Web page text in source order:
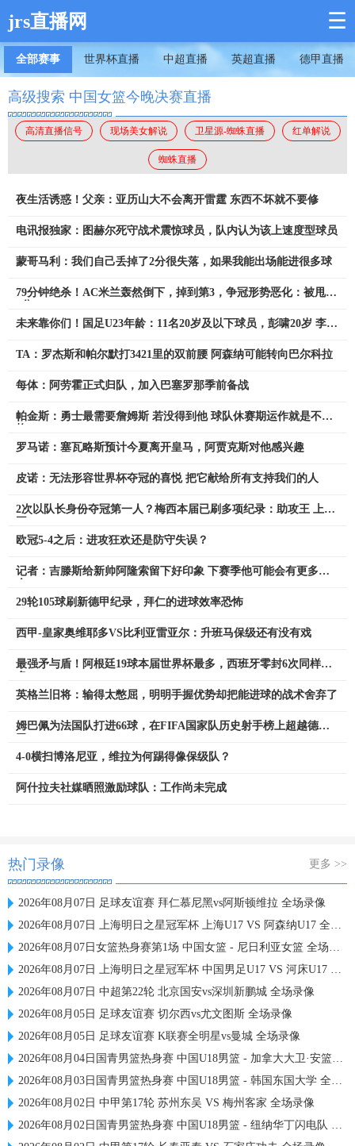
jrs直播网 ☰
全部赛事 世界杯直播 中超直播 英超直播 德甲直播
高级搜索 中国女篮今晚决赛直播
高清直播信号 现场美女解说 卫星源-蜘蛛直播 红单解说
蜘蛛直播
夜生活诱惑！父亲：亚历山大不会离开雷霆 东西不坏就不要修
电讯报独家：图赫尔死守战术震惊球员，队内认为该上速度型球员
蒙哥马利：我们自己丢掉了2分很失落，如果我能出场能进很多球
79分钟绝杀！AC米兰轰然倒下，掉到第3，争冠形势恶化：被甩开
未来靠你们！国足U23年龄：11名20岁及以下球员，彭啸20岁 李昊
TA：罗杰斯和帕尔默打3421里的双前腰 阿森纳可能转向巴尔科拉
每体：阿劳霍正式归队，加入巴塞罗那季前备战
帕金斯：勇士最需要詹姆斯 若没得到他 球队休赛期运作就是不及
罗马诺：塞瓦略斯预计今夏离开皇马，阿贾克斯对他感兴趣
皮诺：无法形容世界杯夺冠的喜悦 把它献给所有支持我们的人
2次以队长身份夺冠第一人？梅西本届已刷多项纪录：助攻王 上双
欧冠5-4之后：进攻狂欢还是防守失误？
记者：吉滕斯给新帅阿隆索留下好印象 下赛季他可能会有更多机
29轮105球刷新德甲纪录，拜仁的进球效率恐怖
西甲-皇家奥维耶多VS比利亚雷亚尔：升班马保级还有没有戏
最强矛与盾！阿根廷19球本届世界杯最多，西班牙零封6次同样最
英格兰旧将：输得太憋屈，明明手握优势却把能进球的战术舍弃了
姆巴佩为法国队打进66球，在FIFA国家队历史射手榜上超越德罗
4-0横扫博洛尼亚，维拉为何踢得像保级队？
阿什拉夫社媒晒照激励球队：工作尚未完成
热门录像 更多 >>
2026年08月07日 足球友谊赛 拜仁慕尼黑vs阿斯顿维拉 全场录像
2026年08月07日 上海明日之星冠军杯 上海U17 VS 阿森纳U17 全场录像
2026年08月07日女篮热身赛第1场 中国女篮 - 尼日利亚女篮 全场录像
2026年08月07日 上海明日之星冠军杯 中国男足U17 VS 河床U17 全场录像
2026年08月07日 中超第22轮 北京国安vs深圳新鹏城 全场录像
2026年08月05日 足球友谊赛 切尔西vs尤文图斯 全场录像
2026年08月05日 足球友谊赛 K联赛全明星vs曼城 全场录像
2026年08月04日国青男篮热身赛 中国U18男篮 - 加拿大大卫·安篮球学院 全场录像
2026年08月03日国青男篮热身赛 中国U18男篮 - 韩国东国大学 全场录像
2026年08月02日 中甲第17轮 苏州东吴 VS 梅州客家 全场录像
2026年08月02日国青男篮热身赛 中国U18男篮 - 纽纳华丁闪电队 全场录像